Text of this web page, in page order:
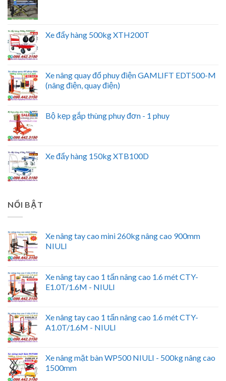
Xe đẩy hàng 500kg XTH200T
Xe nâng quay đổ phuy điện GAMLIFT EDT500-M
(nâng điện, quay điện)
Bộ kẹp gắp thùng phuy đơn - 1 phuy
Xe đẩy hàng 150kg XTB100D
NỔI BẬT
Xe nâng tay cao mini 260kg nâng cao 900mm
NIULI
Xe nâng tay cao 1 tấn nâng cao 1.6 mét CTY-
E1.0T/1.6M - NIULI
Xe nâng tay cao 1 tấn nâng cao 1.6 mét CTY-
A1.0T/1.6M - NIULI
Xe nâng mặt bàn WP500 NIULI - 500kg nâng cao
1500mm